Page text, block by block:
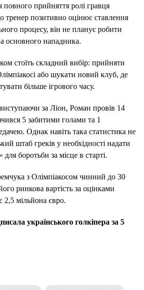
повного прийняття ролі гравця
тренер позитивно оцінює ставлення
процесу, він не планує робити
основного нападника.
стоїть складний вибір: прийняти
або шукати новий клуб, де
більше ігрового часу.
за Ліон, Роман провів 14
5 забитими голами та 1
Однак навіть така статистика не
штаб греків у необхідності надати
для боротьби за місце в старті.
з Олімпіакосом чинний до 30
ринкова вартість за оцінками
2,5 мільйона євро.
українського голкіпера за 5